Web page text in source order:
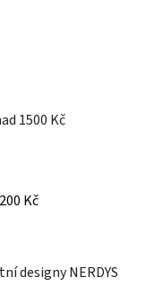
1500 Kč
Kč
designy NERDYS